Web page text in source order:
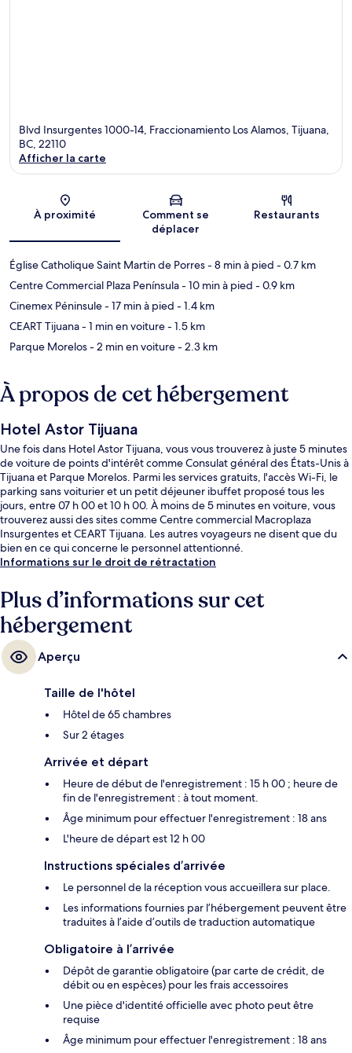
Blvd Insurgentes 1000-14, Fraccionamiento Los Alamos, Tijuana,
BC, 22110
Afficher la carte
À proximité
Comment se
déplacer
Restaurants
Église Catholique Saint Martin de Porres- 8 min à pied - 0.7 km
Centre Commercial Plaza Península- 10 min à pied - 0.9 km
Cinemex Péninsule- 17 min à pied - 1.4 km
CEART Tijuana- 1 min en voiture- 1.5 km
Parque Morelos- 2 min en voiture- 2.3 km
À propos de cet hébergement
Hotel Astor Tijuana
Une fois dans Hotel Astor Tijuana, vous vous trouverez à juste 5 minutes
de voiture de points d'intérêt comme Consulat général des États-Unis à
Tijuana et Parque Morelos. Parmi les services gratuits, l'accès Wi-Fi, le
parking sans voiturier et un petit déjeuner ibuffet proposé tous les
jours, entre 07 h 00 et 10 h 00. À moins de 5 minutes en voiture, vous
trouverez aussi des sites comme Centre commercial Macroplaza
Insurgentes et CEART Tijuana. Les autres voyageurs ne disent que du
bien en ce qui concerne le personnel attentionné.
Informations sur le droit de rétractation
Plus d’informations sur cet
hébergement
Aperçu
Taille de l'hôtel
Hôtel de 65 chambres
Sur 2 étages
Arrivée et départ
Heure de début de l'enregistrement : 15 h 00 ; heure de
fin de l'enregistrement : à tout moment.
Âge minimum pour effectuer l'enregistrement : 18 ans
L'heure de départ est 12 h 00
Instructions spéciales d’arrivée
Le personnel de la réception vous accueillera sur place.
Les informations fournies par l’hébergement peuvent être
traduites à l’aide d’outils de traduction automatique
Obligatoire à l’arrivée
Dépôt de garantie obligatoire (par carte de crédit, de
débit ou en espèces) pour les frais accessoires
Une pièce d'identité officielle avec photo peut être
requise
Âge minimum pour effectuer l'enregistrement : 18 ans